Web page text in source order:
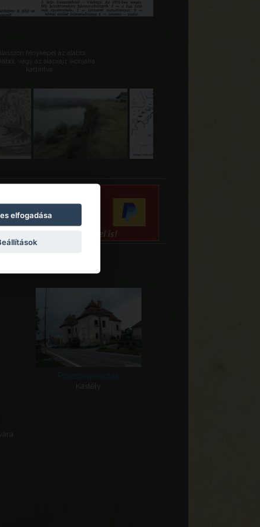
fényképet az alábbi
vagy az alaprajz ikonjaira
kattintva.
Pozsonynádas
Kastély
elfogadása